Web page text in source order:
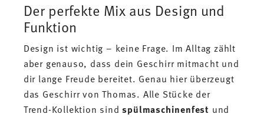
Der perfekte Mix aus Design und
Funktion
Design ist wichtig – keine Frage. Im Alltag zählt
aber genauso, dass dein Geschirr mitmacht und
dir lange Freude bereitet. Genau hier überzeugt
das Geschirr von Thomas. Alle Stücke der
Trend-Kollektion sindspülmaschinenfest und